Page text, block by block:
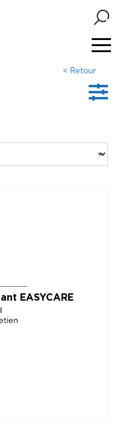
< Retour
EASYCARE